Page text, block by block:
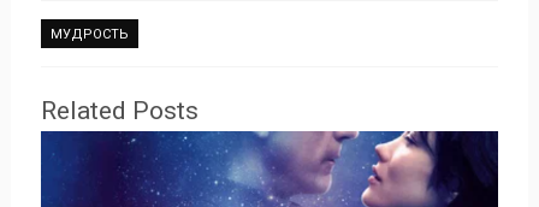
МУДРОСТЬ
Related Posts